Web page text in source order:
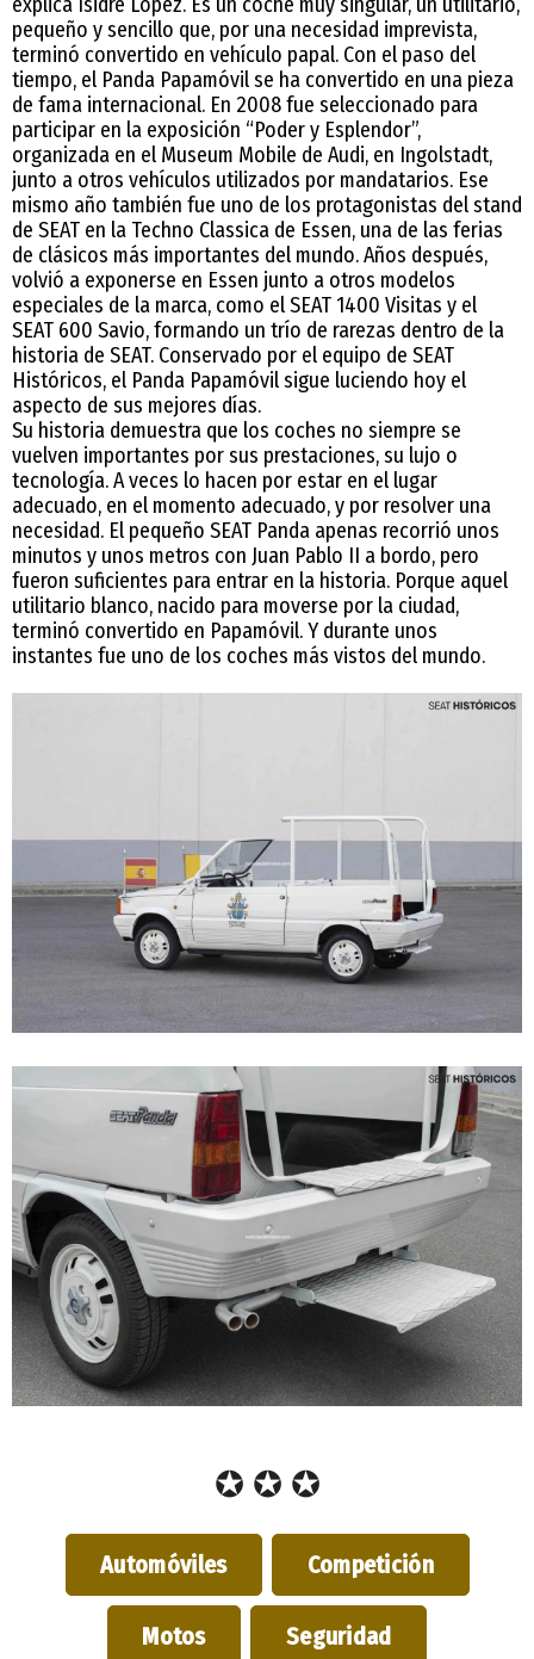
pequeño y sencillo que, por una necesidad imprevista,
terminó convertido en vehículo papal. Con el paso del
tiempo, el Panda Papamóvil se ha convertido en una pieza
de fama internacional. En 2008 fue seleccionado para
participar en la exposición “Poder y Esplendor”,
organizada en el Museum Mobile de Audi, en Ingolstadt,
junto a otros vehículos utilizados por mandatarios. Ese
mismo año también fue uno de los protagonistas del stand
de SEAT en la Techno Classica de Essen, una de las ferias
de clásicos más importantes del mundo. Años después,
volvió a exponerse en Essen junto a otros modelos
especiales de la marca, como el SEAT 1400 Visitas y el
SEAT 600 Savio, formando un trío de rarezas dentro de la
historia de SEAT. Conservado por el equipo de SEAT
Históricos, el Panda Papamóvil sigue luciendo hoy el
aspecto de sus mejores días.
Su historia demuestra que los coches no siempre se
vuelven importantes por sus prestaciones, su lujo o
tecnología. A veces lo hacen por estar en el lugar
adecuado, en el momento adecuado, y por resolver una
necesidad. El pequeño SEAT Panda apenas recorrió unos
minutos y unos metros con Juan Pablo II a bordo, pero
fueron suficientes para entrar en la historia. Porque aquel
utilitario blanco, nacido para moverse por la ciudad,
terminó convertido en Papamóvil. Y durante unos
instantes fue uno de los coches más vistos del mundo.
✪ ✪ ✪
Automóviles Competición
Motos Seguridad